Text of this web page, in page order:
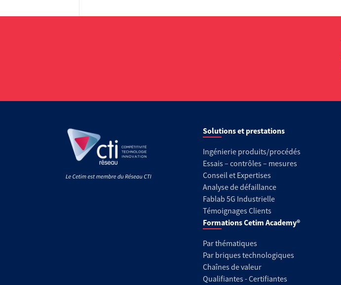
Solutions et prestations
Ingénierie produits/procédés
Essais – contrôles – mesures
Conseil et Expertises
Analyse de défaillance
Fablab 5G Industrielle
Témoignages Clients
Formations Cetim Academy®
Par thématiques
Par briques technologiques
Chaînes de valeur
Qualifiantes - Certifiantes